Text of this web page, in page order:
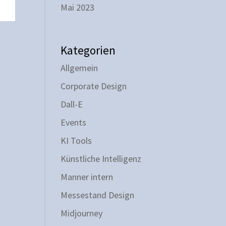
Mai 2023
Kategorien
Allgemein
Corporate Design
Dall-E
Events
KI Tools
Künstliche Intelligenz
Manner intern
Messestand Design
Midjourney